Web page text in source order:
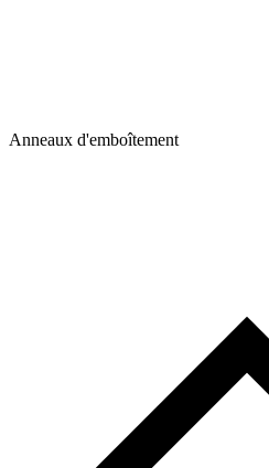
Anneaux d'emboîtement